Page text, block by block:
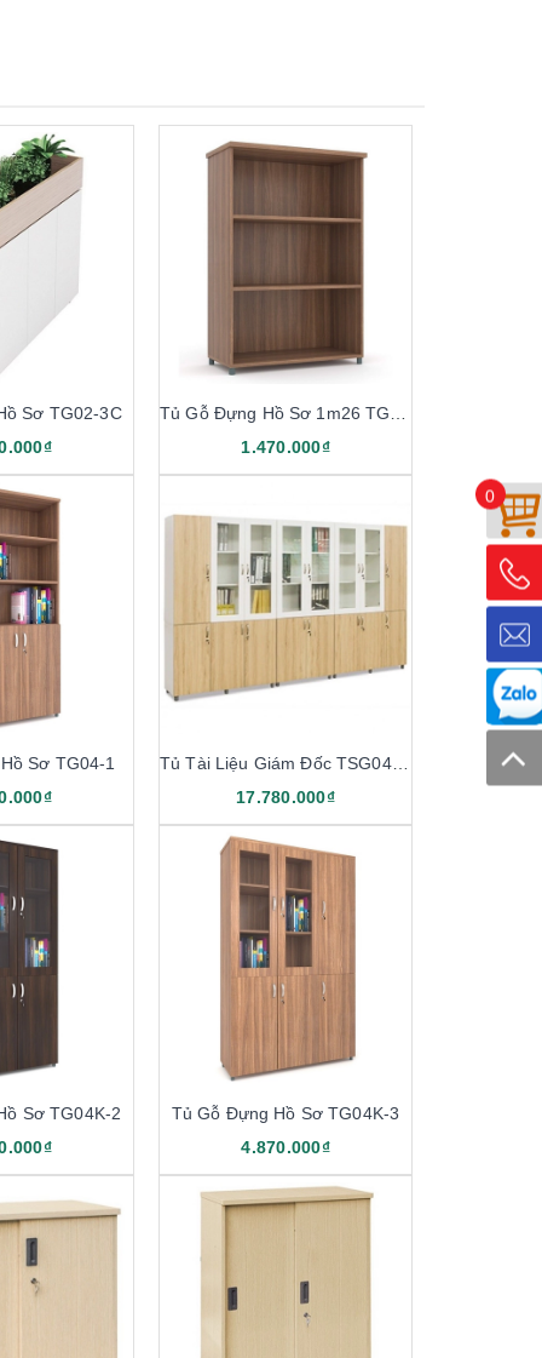
Sơ TG02-3C
1.470.000₫
Sơ TG04-1
Tủ Tài Liệu Giám Đốc TSG04-C3
17.780.000₫
Sơ TG04K-2
Tủ Gỗ Đựng Hồ Sơ TG04K-3
4.870.000₫
0